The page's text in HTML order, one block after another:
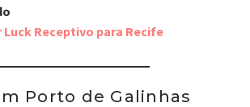
Receptivo para Recife
Porto de Galinhas